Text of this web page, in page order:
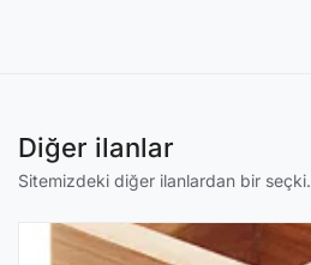
Diğer ilanlar
Sitemizdeki diğer ilanlardan bir seçki.